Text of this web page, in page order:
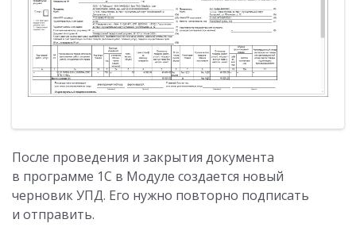
После проведения и закрытия документа
в программе 1С в Модуле создается новый
черновик УПД. Его нужно повторно подписать
и отправить.